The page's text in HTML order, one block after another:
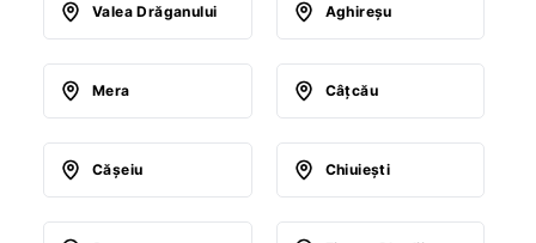
Valea Drăganului Aghireşu
Mera Câţcău
Căşeiu Chiuieşti